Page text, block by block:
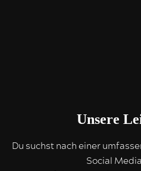
Unsere
Du suchst nach einer
Social